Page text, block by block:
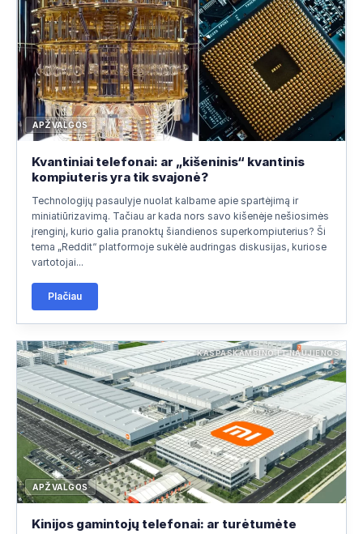
APŽVALGOS
Kvantiniai telefonai: ar „kišeninis“ kvantinis
kompiuteris yra tik svajonė?
Technologijų pasaulyje nuolat kalbame apie spartėjimą ir
miniatiūrizavimą. Tačiau ar kada nors savo kišenėje nešiosimės
įrenginį, kurio galia pranoktų šiandienos superkompiuterius? Ši
tema „Reddit“ platformoje sukėlė audringas diskusijas, kuriose
vartotojai...
Plačiau
KASPASKAMBINO.LT NAUJIENOS
APŽVALGOS
Kinijos gamintojų telefonai: ar turėtumėte